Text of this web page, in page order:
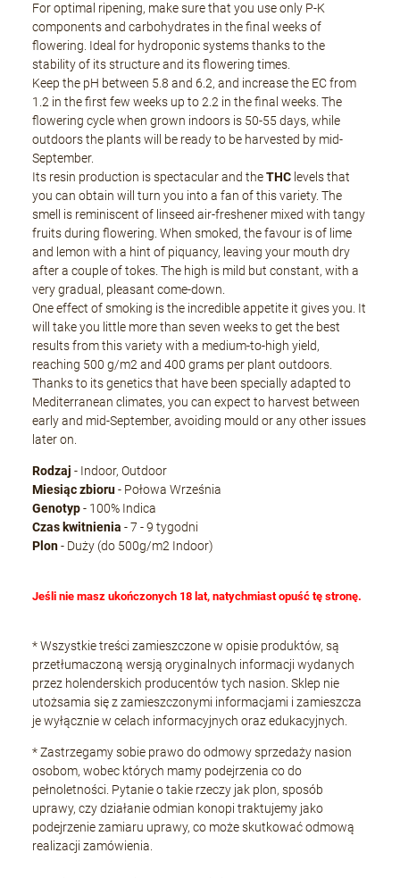
For optimal ripening, make sure that you use only P-K
components and carbohydrates in the final weeks of
flowering. Ideal for hydroponic systems thanks to the
stability of its structure and its flowering times.
Keep the pH between 5.8 and 6.2, and increase the EC from
1.2 in the first few weeks up to 2.2 in the final weeks. The
flowering cycle when grown indoors is 50-55 days, while
outdoors the plants will be ready to be harvested by mid-
September.
Its resin production is spectacular and theTHC levels that
you can obtain will turn you into a fan of this variety. The
smell is reminiscent of linseed air-freshener mixed with tangy
fruits during flowering. When smoked, the favour is of lime
and lemon with a hint of piquancy, leaving your mouth dry
after a couple of tokes. The high is mild but constant, with a
very gradual, pleasant come-down.
One effect of smoking is the incredible appetite it gives you. It
will take you little more than seven weeks to get the best
results from this variety with a medium-to-high yield,
reaching 500 g/m2 and 400 grams per plant outdoors.
Thanks to its genetics that have been specially adapted to
Mediterranean climates, you can expect to harvest between
early and mid-September, avoiding mould or any other issues
later on.
Rodzaj - Indoor, Outdoor
Miesiąc zbioru- Połowa Września
Genotyp- 100% Indica
Czas kwitnienia - 7 - 9 tygodni
Plon- Duży (do 500g/m2 Indoor)
Jeśli nie masz ukończonych 18 lat, natychmiast opuść tę stronę.
* Wszystkie treści zamieszczone w opisie produktów, są
przetłumaczoną wersją oryginalnych informacji wydanych
przez holenderskich producentów tych nasion. Sklep nie
utożsamia się z zamieszczonymi informacjami i zamieszcza
je wyłącznie w celach informacyjnych oraz edukacyjnych.
* Zastrzegamy sobie prawo do odmowy sprzedaży nasion
osobom, wobec których mamy podejrzenia co do
pełnoletności. Pytanie o takie rzeczy jak plon, sposób
uprawy, czy działanie odmian konopi traktujemy jako
podejrzenie zamiaru uprawy, co może skutkować odmową
realizacji zamówienia.